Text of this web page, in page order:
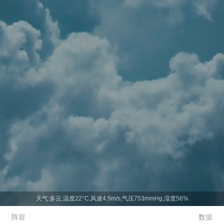
天气:多云,温度22°C,风速4.5m/s,气压753mmHg,湿度56%
阵容 数据